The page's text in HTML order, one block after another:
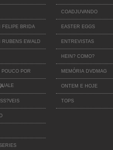
FELIPE BRIDA
RUBENS EWALD
POR
COADJUVANDO
EASTER EGGS
ENTREVISTAS
HEIN? COMO?
MEMÓRIA DVDMAG
ONTEM E HOJE
TOPS